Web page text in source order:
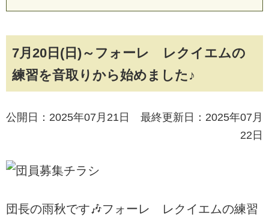
7月20日(日)～フォーレ レクイエムの
練習を音取りから始めました♪
公開日：2025年07月21日 最終更新日：2025年07月
22日
団長の雨秋です🎶フォーレ レクイエムの練習